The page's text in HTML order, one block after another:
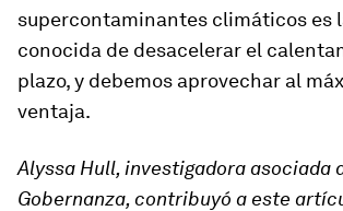
supercontaminantes climáticos es
conocida de desacelerar el
plazo, y debemos aprovechar al
ventaja.
Alyssa Hull, investigadora asociada
Gobernanza, contribuyó a este